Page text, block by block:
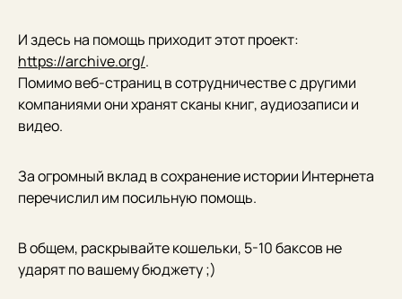
И здесь на помощь приходит этот проект:
https://archive.org/.
Помимо веб-страниц в сотрудничестве с другими
компаниями они хранят сканы книг, аудиозаписи и
видео.
За огромный вклад в сохранение истории Интернета
перечислил им посильную помощь.
В общем, раскрывайте кошельки, 5-10 баксов не
ударят по вашему бюджету ;)